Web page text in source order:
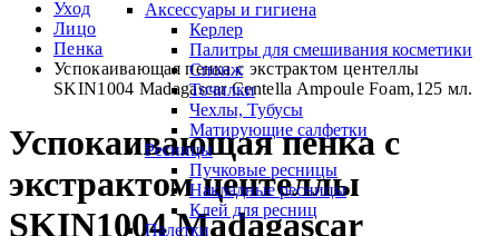
Аксессуары и гигиена
Керлер
Палитры для смешивания косметики
Спонж
Точилки
Чехлы, Тубусы
Матирующие салфетки
Ресницы
Пучковые ресницы
Накладные ресницы
Клей для ресниц
Палетки
Уход
Лицо
Пенка
Успокаивающая пенка с экстрактом центеллы
SKIN1004 Madagascar Centella Ampoule Foam,125 мл.
Успокаивающая пенка с
экстрактом центеллы
SKIN1004 Madagascar